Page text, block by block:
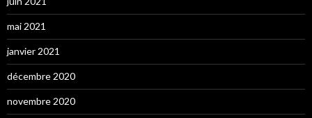
mai 2021
janvier 2021
décembre 2020
novembre 2020